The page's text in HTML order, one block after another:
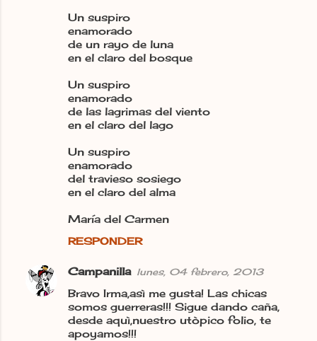
Un suspiro
enamorado
de un rayo de luna
en el claro del bosque
Un suspiro
enamorado
de las lagrimas del viento
en el claro del lago
Un suspiro
enamorado
del travieso sosiego
en el claro del alma
María del Carmen
RESPONDER
Campanilla lunes, 04 febrero, 2013
Bravo Irma,asì me gusta! Las chicas
somos guerreras!!! Sigue dando caña,
desde aquì,nuestro utòpico folio, te
apoyamos!!!